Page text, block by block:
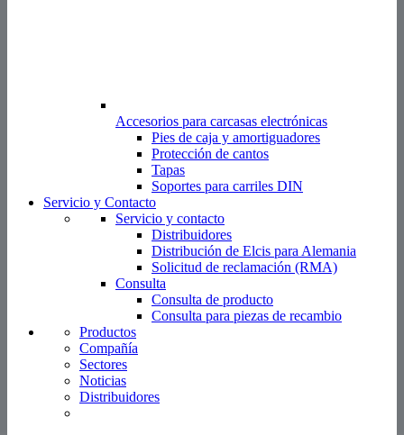
Accesorios para carcasas electrónicas
Pies de caja y amortiguadores
Protección de cantos
Tapas
Soportes para carriles DIN
Servicio y Contacto
Servicio y contacto
Distribuidores
Distribución de Elcis para Alemania
Solicitud de reclamación (RMA)
Consulta
Consulta de producto
Consulta para piezas de recambio
Productos
Compañía
Sectores
Noticias
Distribuidores